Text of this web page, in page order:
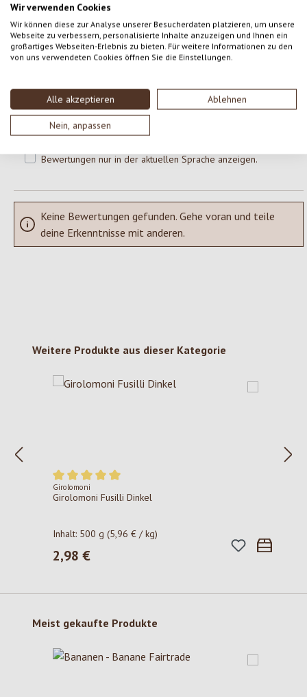
Wir verwenden Cookies
Wir können diese zur Analyse unserer Besucherdaten platzieren, um unsere
Webseite zu verbessern, personalisierte Inhalte anzuzeigen und Ihnen ein
großartiges Webseiten-Erlebnis zu bieten. Für weitere Informationen zu den
von uns verwendeten Cookies öffnen Sie die Einstellungen.
Alle akzeptieren Ablehnen
Nein, anpassen
0 von 0 Bewertungen
Durchschnittliche Bewertung von 0 von 5 Sternen
Gib eine Bewertung ab!
Teile deine Erfahrungen mit dem Produkt mit anderen Kunden.
SCHREIBE EINE BEWERTUNG
Bewertungen nur in der aktuellen Sprache anzeigen.
Keine Bewertungen gefunden. Gehe voran und teile
deine Erkenntnisse mit anderen.
Produktgalerie überspringen
Weitere Produkte aus dieser Kategorie
Durchschnittliche Bewertung von 5 von 5 Sternen
Girolomoni
Girolomoni Fusilli Dinkel
Inhalt: 500 g(5,96 € / kg)
Regulärer Preis:
2,98 €
Produktgalerie überspringen
Meist gekaufte Produkte